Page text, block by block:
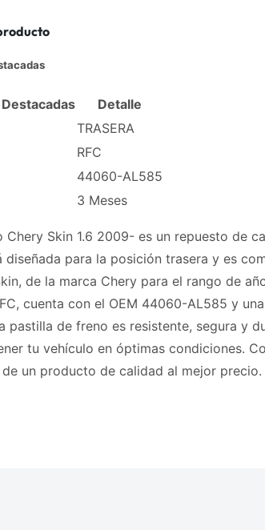
Detalle
TRASERA
RFC
44060-AL585
3 Meses
Chery Skin 1.6 2009- es un repuesto de
diseñada para la posición trasera y es
de la marca Chery para el rango de
cuenta con el OEM 44060-AL585 y
pastilla de freno es resistente, segura y
tu vehículo en óptimas condiciones.
un producto de calidad al mejor precio.